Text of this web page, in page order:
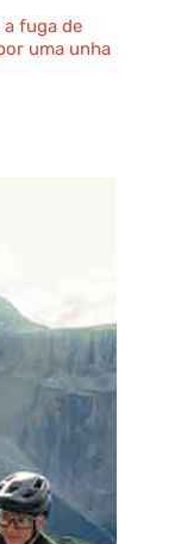
a fuga de
uma unha